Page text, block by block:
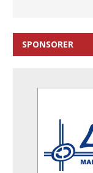
SPONSORER